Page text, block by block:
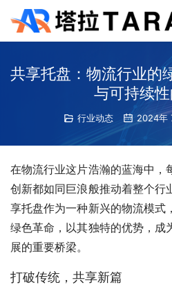
共享托盘：物流行业的
与可持续
行业动态 2024年
在物流行业这片浩瀚的蓝海中，
创新都如同巨浪般推动着整个行
享托盘作为一种新兴的物流模式
绿色革命，以其独特的优势，成
展的重要桥梁。
打破传统，共享新篇